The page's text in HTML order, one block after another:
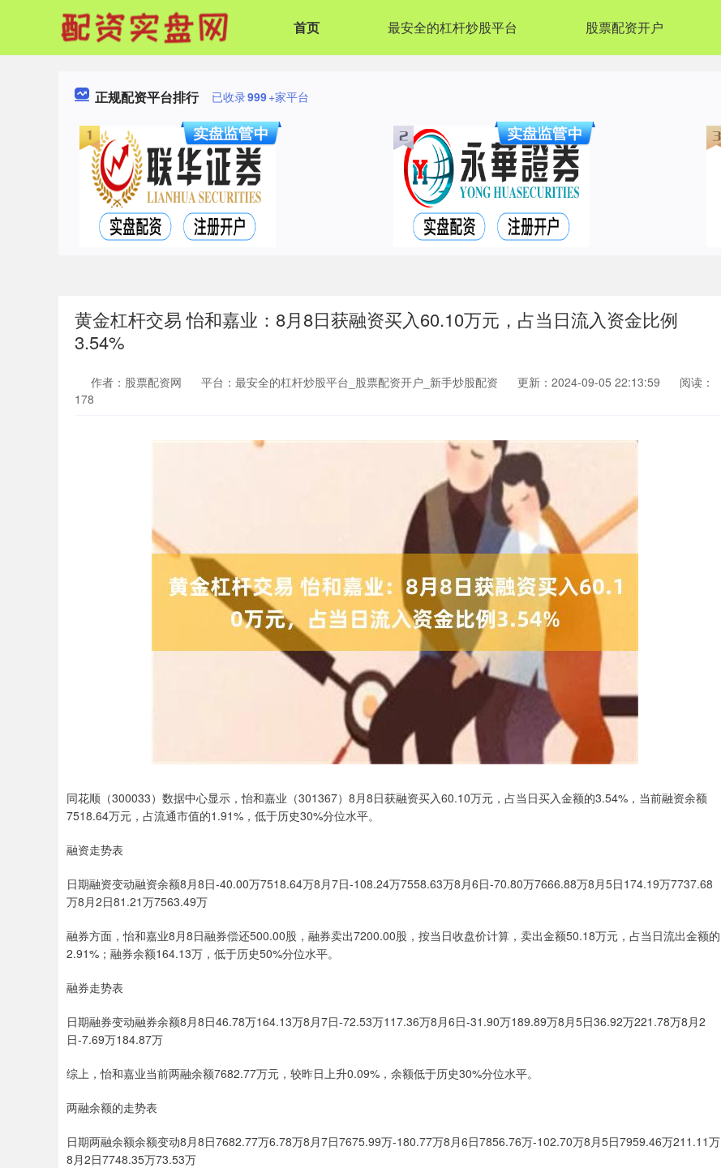
首页 最安全的杠杆炒股平台 股票配资开户
正规配资平台排行 已收录999+家平台
黄金杠杆交易 怡和嘉业：8月8日获融资买入60.10万元，占当日流入资金比例
3.54%
作者：股票配资网 平台：最安全的杠杆炒股平台_股票配资开户_新手炒股配资 更新：2024-09-05 22:13:59
阅读：
178
同花顺（300033）数据中心显示，怡和嘉业（301367）8月8日获融资买入60.10万元，占当日买入金额的3.54%，当前融资余额
7518.64万元，占流通市值的1.91%，低于历史30%分位水平。
融资走势表
日期融资变动融资余额8月8日-40.00万7518.64万8月7日-108.24万7558.63万8月6日-70.80万7666.88万8月5日174.19万7737.68
万8月2日81.21万7563.49万
融券方面，怡和嘉业8月8日融券偿还500.00股，融券卖出7200.00股，按当日收盘价计算，卖出金额50.18万元，占当日流出金额的
2.91%；融券余额164.13万，低于历史50%分位水平。
融券走势表
日期融券变动融券余额8月8日46.78万164.13万8月7日-72.53万117.36万8月6日-31.90万189.89万8月5日36.92万221.78万8月2
日-7.69万184.87万
综上，怡和嘉业当前两融余额7682.77万元，较昨日上升0.09%，余额低于历史30%分位水平。
两融余额的走势表
日期两融余额余额变动8月8日7682.77万6.78万8月7日7675.99万-180.77万8月6日7856.76万-102.70万8月5日7959.46万211.11万
8月2日7748.35万73.53万